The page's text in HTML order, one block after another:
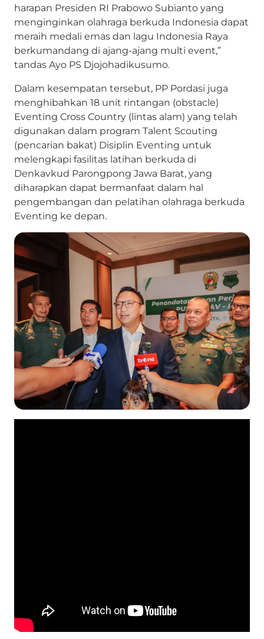
harapan Presiden RI Prabowo Subianto yang
menginginkan olahraga berkuda Indonesia dapat
meraih medali emas dan lagu Indonesia Raya
berkumandang di ajang-ajang multi event,”
tandas Ayo PS Djojohadikusumo.
Dalam kesempatan tersebut, PP Pordasi juga
menghibahkan 18 unit rintangan (obstacle)
Eventing Cross Country (lintas alam) yang telah
digunakan dalam program Talent Scouting
(pencarian bakat) Disiplin Eventing untuk
melengkapi fasilitas latihan berkuda di
Denkavkud Parongpong Jawa Barat, yang
diharapkan dapat bermanfaat dalam hal
pengembangan dan pelatihan olahraga berkuda
Eventing ke depan.